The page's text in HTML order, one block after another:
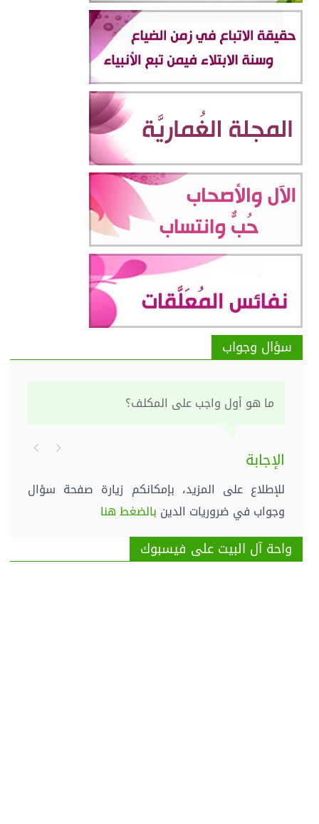
سؤال وجواب
ما هو أول واجب على المكلف؟
الإجابة
للإطلاع على المزيد، بإمكانكم زيارة صفحة سؤال
وجواب في ضروريات الدين بالضغط هنا
واحة آل البيت على فيسبوك